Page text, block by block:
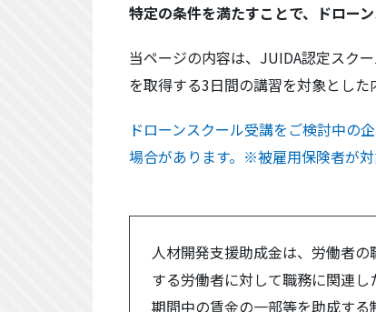
特定の条件を満たすことで、ドロー
当ページの内容は、JUIDA認定スク
を取得する3日間の講習を対象とした
ドローンスクール受講をご検討中の
場合があります。※被雇用保険者が
人材開発支援助成金は、労働者
する労働者に対して職務に関連
期間中の賃金の一部等を助成する